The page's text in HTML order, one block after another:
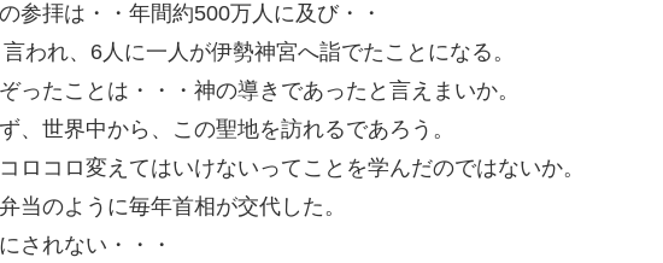
参拝は・・年間約500万人に及び・・
われ、6人に一人が伊勢神宮へ詣でたことになる。
ったことは・・・神の導きであったと言えまいか。
、世界中から、この聖地を訪れるであろう。
ロコロ変えてはいけないってことを学んだのではないか。
当のように毎年首相が交代した。
されない・・・